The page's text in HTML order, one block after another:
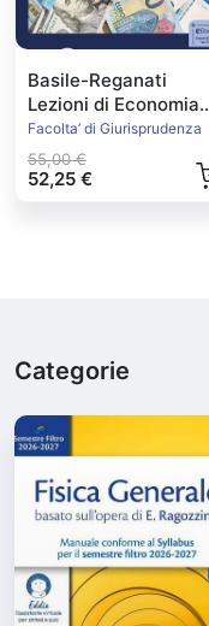
Basile-Reganati
Lezioni di Economia
Politica
Facolta’ di Giurisprudenza
55,00 €
52,25 €
Categorie